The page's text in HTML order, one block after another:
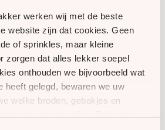
werken wij met de beste
website zijn dat cookies. Geen
of sprinkles, maar kleine
zorgen dat alles lekker soepel
onthouden we bijvoorbeeld wat
heeft gelegd, bewaren we uw
welke broden, gebakjes en
21 dagen
Nee
Nee